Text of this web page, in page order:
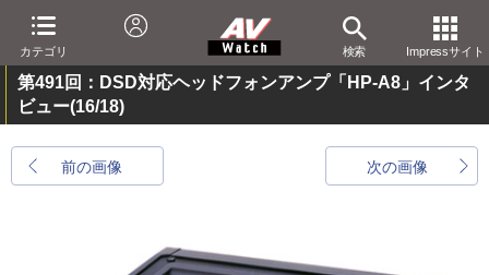
カテゴリ 検索 Impressサイト
第491回：DSD対応ヘッドフォンアンプ「HP-A8」インタ
ビュー(16/18)
前の画像 次の画像